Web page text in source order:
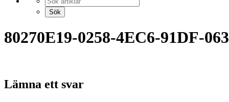
80270E19-0258-4EC6-91DF-
Lämna ett svar